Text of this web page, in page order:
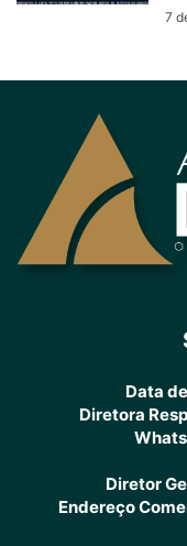
7
Data
Diretora
Diretor
Endereço